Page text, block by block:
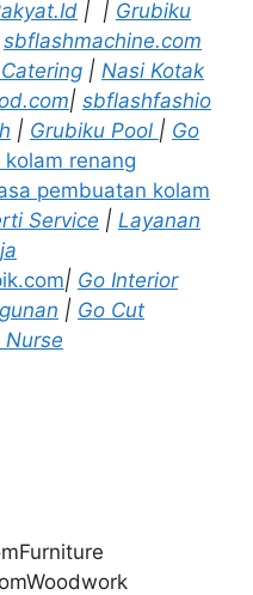
| | Grubiku
sbflashmachine.com
| Nasi Kotak
| sbflashfashio
| Grubiku Pool | Go
renang
pembuatan kolam
Service | Layanan
| Go Interior
| Go Cut
Nurse